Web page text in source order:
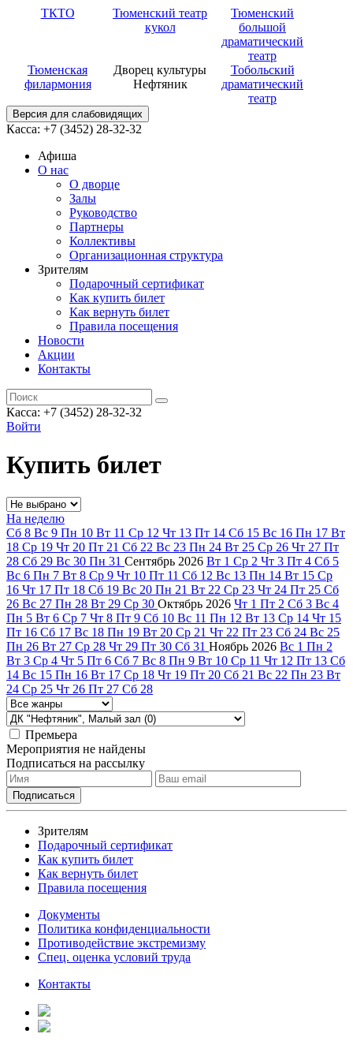
ТКТО
Тюменский театр
кукол
Тюменский
большой
драматический
театр
Тюменская
филармония
Дворец культуры
Нефтяник
Тобольский
драматический
театр
Версия для слабовидящих
Касса: +7 (3452) 28-32-32
Афиша
О нас
О дворце
Залы
Руководство
Партнеры
Коллективы
Организационная структура
Зрителям
Подарочный сертификат
Как купить билет
Как вернуть билет
Правила посещения
Новости
Акции
Контакты
Касса: +7 (3452) 28-32-32
Войти
Купить билет
На неделю
Сб 8 Вс 9 Пн 10 Вт 11 Ср 12 Чт 13 Пт 14 Сб 15 Вс 16 Пн 17 Вт
18 Ср 19 Чт 20 Пт 21 Сб 22 Вс 23 Пн 24 Вт 25 Ср 26 Чт 27 Пт
28 Сб 29 Вс 30 Пн 31 Сентябрь 2026 Вт 1 Ср 2 Чт 3 Пт 4 Сб 5
Вс 6 Пн 7 Вт 8 Ср 9 Чт 10 Пт 11 Сб 12 Вс 13 Пн 14 Вт 15 Ср
16 Чт 17 Пт 18 Сб 19 Вс 20 Пн 21 Вт 22 Ср 23 Чт 24 Пт 25 Сб
26 Вс 27 Пн 28 Вт 29 Ср 30 Октябрь 2026 Чт 1 Пт 2 Сб 3 Вс 4
Пн 5 Вт 6 Ср 7 Чт 8 Пт 9 Сб 10 Вс 11 Пн 12 Вт 13 Ср 14 Чт 15
Пт 16 Сб 17 Вс 18 Пн 19 Вт 20 Ср 21 Чт 22 Пт 23 Сб 24 Вс 25
Пн 26 Вт 27 Ср 28 Чт 29 Пт 30 Сб 31 Ноябрь 2026 Вс 1 Пн 2
Вт 3 Ср 4 Чт 5 Пт 6 Сб 7 Вс 8 Пн 9 Вт 10 Ср 11 Чт 12 Пт 13 Сб
14 Вс 15 Пн 16 Вт 17 Ср 18 Чт 19 Пт 20 Сб 21 Вс 22 Пн 23 Вт
24 Ср 25 Чт 26 Пт 27 Сб 28
Премьера
Мероприятия не найдены
Подписаться на рассылку
Зрителям
Подарочный сертификат
Как купить билет
Как вернуть билет
Правила посещения
Документы
Политика конфиденциальности
Противодействие экстремизму
Спец. оценка условий труда
Контакты